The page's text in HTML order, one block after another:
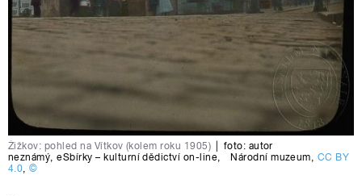
Žižkov: pohled na Vítkov (kolem roku 1905) foto: autor
neznámý,eSbírky – kulturní dědictví on-line, Národní muzeum, CC BY
4.0,©